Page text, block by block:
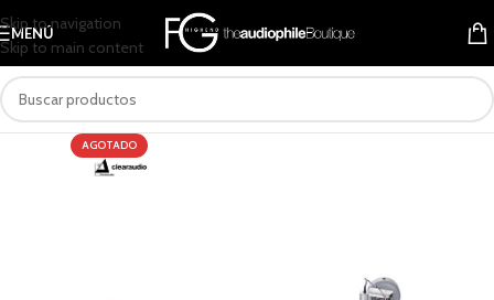
Skip to navigation
Skip to main content
MENÚ
AGOTADO